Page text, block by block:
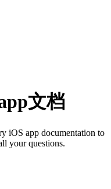
文档
iOS app documentation to
your questions.